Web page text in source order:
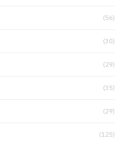
(56)
(30)
(29)
(35)
(29)
(125)